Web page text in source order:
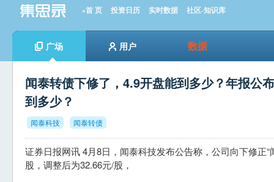
»首 页 投资日历 实时数据 社区-知识库
广场 用户 数据
闻泰转债下修了，4.9开盘能到多少？年报公
到多少？
闻泰科技 闻泰转债
证券日报网讯 4月8日，闻泰科技发布公告称，公司向下修正
股，调整后为32.66元/股，